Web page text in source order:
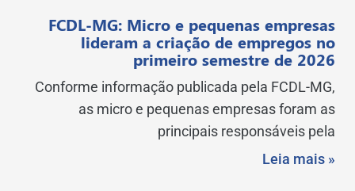
FCDL-MG: Micro e pequenas empresas
lideram a criação de empregos no
primeiro semestre de 2026
Conforme informação publicada pela FCDL-MG,
as micro e pequenas empresas foram as
principais responsáveis pela
Leia mais »